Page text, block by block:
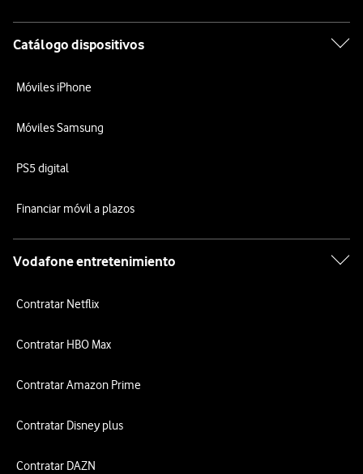
Catálogo dispositivos
Móviles iPhone
Móviles Samsung
PS5 digital
Financiar móvil a plazos
Vodafone entretenimiento
Contratar Netflix
Contratar HBO Max
Contratar Amazon Prime
Contratar Disney plus
Contratar DAZN